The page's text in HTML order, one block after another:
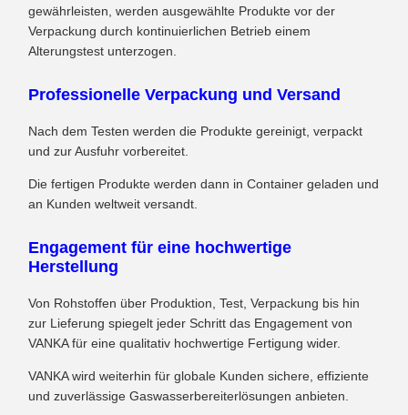
gewährleisten, werden ausgewählte Produkte vor der
Verpackung durch kontinuierlichen Betrieb einem
Alterungstest unterzogen.
Professionelle Verpackung und Versand
Nach dem Testen werden die Produkte gereinigt, verpackt
und zur Ausfuhr vorbereitet.
Die fertigen Produkte werden dann in Container geladen und
an Kunden weltweit versandt.
Engagement für eine hochwertige
Herstellung
Von Rohstoffen über Produktion, Test, Verpackung bis hin
zur Lieferung spiegelt jeder Schritt das Engagement von
VANKA für eine qualitativ hochwertige Fertigung wider.
VANKA wird weiterhin für globale Kunden sichere, effiziente
und zuverlässige Gaswasserbereiterlösungen anbieten.